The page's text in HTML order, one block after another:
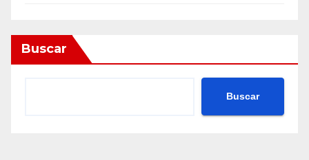
Buscar
Buscar